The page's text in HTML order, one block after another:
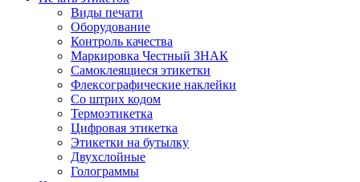
Виды печати
Оборудование
Контроль качества
Маркировка Честный ЗНАК
Самоклеящиеся этикетки
Флексографические наклейки
Со штрих кодом
Термоэтикетка
Цифровая этикетка
Этикетки на бутылку
Двухслойные
Голограммы